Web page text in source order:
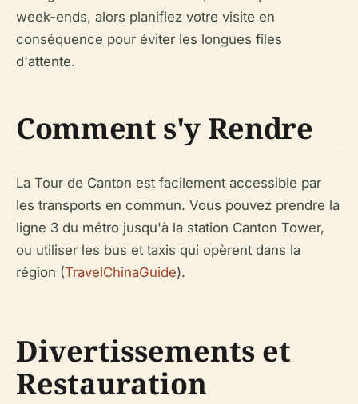
week-ends, alors planifiez votre visite en
conséquence pour éviter les longues files
d'attente.
Comment s'y Rendre
La Tour de Canton est facilement accessible par
les transports en commun. Vous pouvez prendre la
ligne 3 du métro jusqu'à la station Canton Tower,
ou utiliser les bus et taxis qui opèrent dans la
région (TravelChinaGuide).
Divertissements et
Restauration